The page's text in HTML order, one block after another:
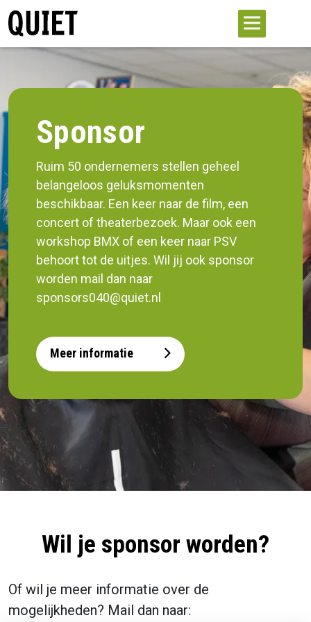
Sponsor
Ruim 50 ondernemers stellen geheel
belangeloos geluksmomenten
beschikbaar. Een keer naar de film, een
concert of theaterbezoek. Maar ook een
workshop BMX of een keer naar PSV
behoort tot de uitjes. Wil jij ook sponsor
worden mail dan naar
sponsors040@quiet.nl
Meer informatie
Wil je sponsor worden?
Of wil je meer informatie over de
mogelijkheden? Mail dan naar: